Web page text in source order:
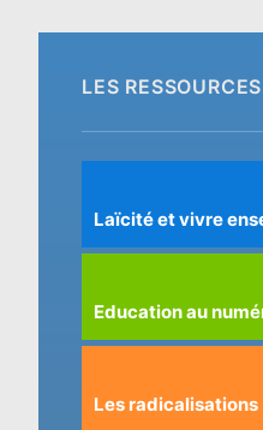
LES RESSOURCES
Laïcité et vivre
Education au
Les radicalisations